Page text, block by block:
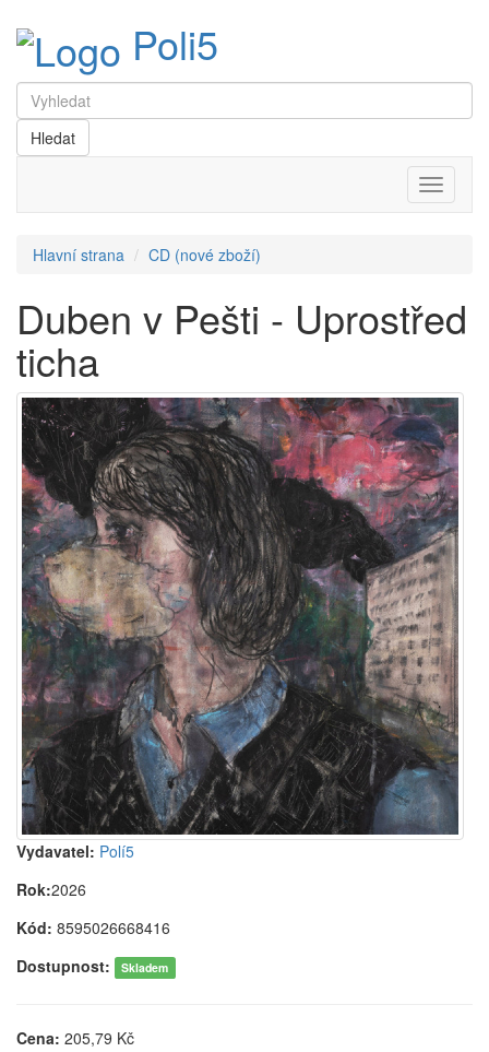
Poli5
Menu
Hlavní strana CD (nové zboží)
Duben v Pešti - Uprostřed
ticha
Vydavatel: Polí5
Rok:2026
Kód: 8595026668416
Dostupnost:
Skladem
Cena: 205,79 Kč